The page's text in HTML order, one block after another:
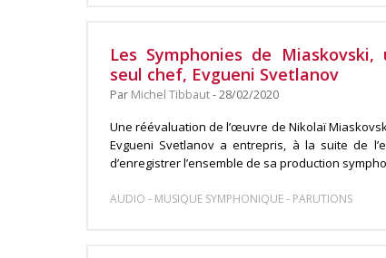
Les Symphonies de
seul chef, Evgueni Svetlanov
Par Michel Tibbaut- 28/02/2020
Une réévaluation de l’œuvre de Nikolaï
Evgueni Svetlanov a entrepris, à la suite de
d’enregistrer l’ensemble de sa production
AUDIO - MUSIQUE SYMPHONIQUE- PARUTIONS